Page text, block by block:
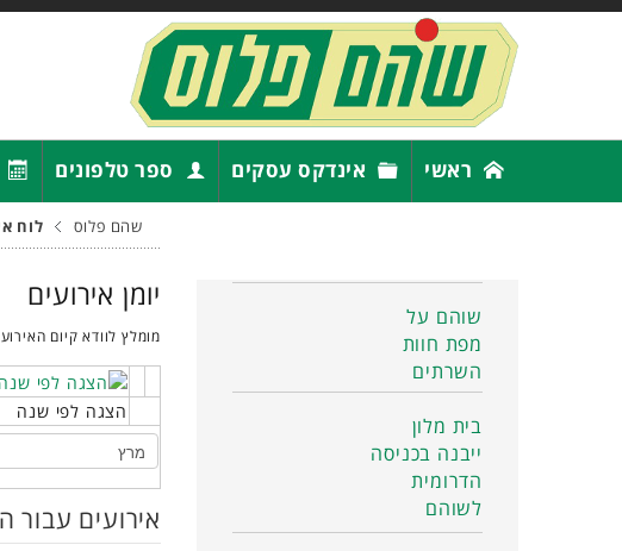
ראשי אינדקס עסקים ספר טלפונים
שהם פלוס לוח
יומן אירועים
מומלץ לוודא קיום
הצגה לפי שנה
אירועים עבור
שוהם על
מפת חוות
השרתים
בית מלון
ייבנה בכניסה
הדרומית
לשוהם